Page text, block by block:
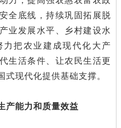
全底线，持续巩固拓展脱
业发展水平、乡村建设水
把农业建成现代化大产
生活条件、让农民生活更
现代化提供基础支撑。
产能力和质量效益